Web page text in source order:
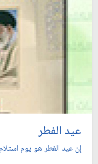
عيد الفطر
إن عيد الفطر هو يوم استلام